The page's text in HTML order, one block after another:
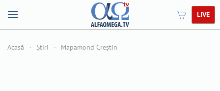
LIVE
Acasă Știri Mapamond Creștin